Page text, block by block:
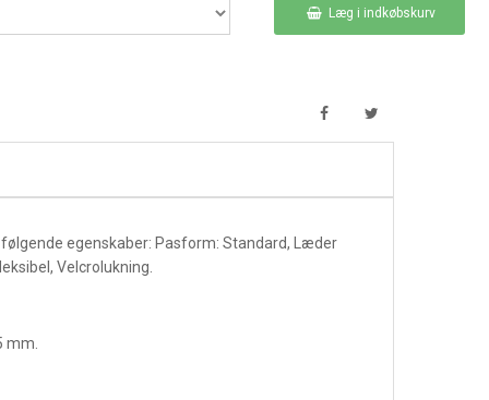
Læg i indkøbskurv
egenskaber: Pasform: Standard, Læder
Velcrolukning.
mm.